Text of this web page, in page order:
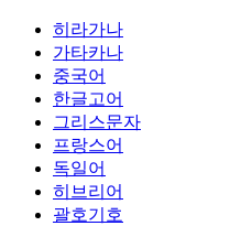
히라가나
가타카나
중국어
한글고어
그리스문자
프랑스어
독일어
히브리어
괄호기호